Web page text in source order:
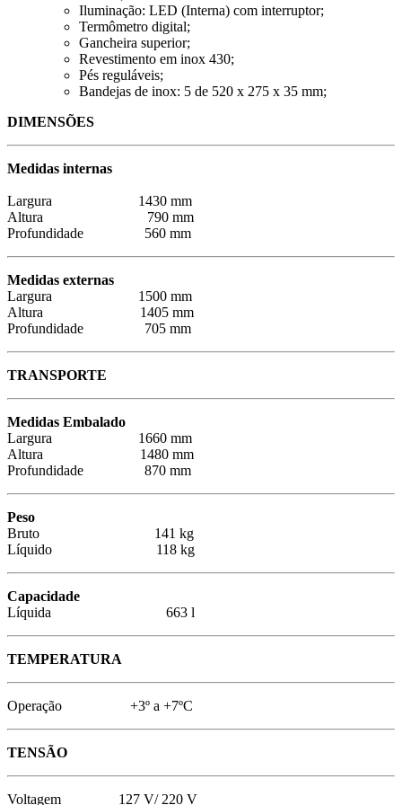
Iluminação: LED (Interna) com interruptor;
Termômetro digital;
Gancheira superior;
Revestimento em inox 430;
Pés reguláveis;
Bandejas de inox: 5 de 520 x 275 x 35 mm;
DIMENSÕES
Medidas internas
Largura 1430 mm
Altura 790 mm
Profundidade 560 mm
Medidas externas
Largura 1500 mm
Altura 1405 mm
Profundidade 705 mm
TRANSPORTE
Medidas Embalado
Largura 1660 mm
Altura 1480 mm
Profundidade 870 mm
Peso
Bruto 141 kg
Líquido 118 kg
Capacidade
Líquida 663 l
TEMPERATURA
Operação +3º a +7ºC
TENSÃO
Voltagem 127 V/ 220 V